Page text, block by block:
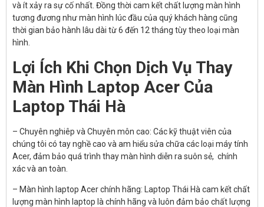
và ít xảy ra sự cố nhất. Đồng thời cam kết chất lượng màn hình
tương đương như màn hình lúc đầu của quý khách hàng cũng
thời gian bảo hành lâu dài từ 6 đến 12 tháng tùy theo loại màn
hình.
Lợi Ích Khi Chọn Dịch Vụ Thay
Màn Hình Laptop Acer Của
Laptop Thái Hà
– Chuyên nghiêp và Chuyên môn cao: Các kỹ thuật viên của
chúng tôi có tay nghề cao và am hiểu sửa chữa các loại máy tính
Acer, đảm bảo quá trình thay màn hình diễn ra suôn sẻ, chính
xác và an toàn.
– Màn hình laptop Acer chính hãng: Laptop Thái Hà cam kết chất
lượng màn hình laptop là chính hãng và luôn đảm bảo chất lượng